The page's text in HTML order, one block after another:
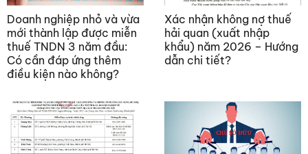
Doanh nghiệp nhỏ và vừa
mới thành lập được miễn
thuế TNDN 3 năm đầu:
Có cần đáp ứng thêm
điều kiện nào không?
Xác nhận không nợ thuế
hải quan (xuất nhập
khẩu) năm 2026 – Hướng
dẫn chi tiết?